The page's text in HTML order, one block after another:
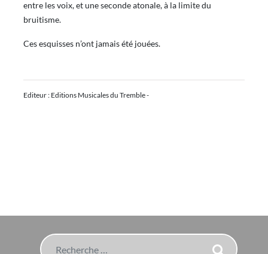
entre les voix, et une seconde atonale, à la limite du
bruitisme.
Ces esquisses n’ont jamais été jouées.
Editeur : Editions Musicales du Tremble -
Rechercher